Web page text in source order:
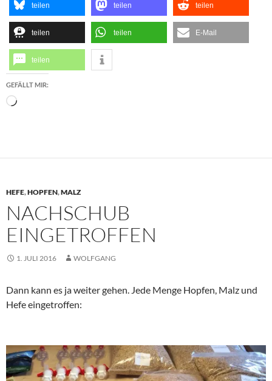
teilen teilen teilen
teilen teilen E-Mail
teilen
GEFÄLLT MIR:
Wird
HEFE,HOPFEN,MALZ
NACHSCHUB
EINGETROFFEN
1. JULI 2016 WOLFGANG
Dann kann es ja weiter gehen. Jede Menge Hopfen, Malz und
Hefe eingetroffen: